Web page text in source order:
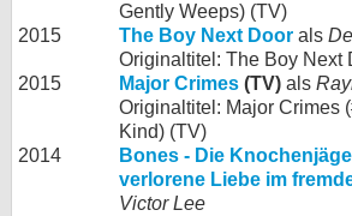
Gently Weeps) (TV)
2015
The Boy Next Door als
Originaltitel: The Boy Next
2015
Major Crimes (TV) als
Originaltitel: Major Crimes
Kind) (TV)
2014
Bones - Die
verlorene Liebe im
Victor Lee